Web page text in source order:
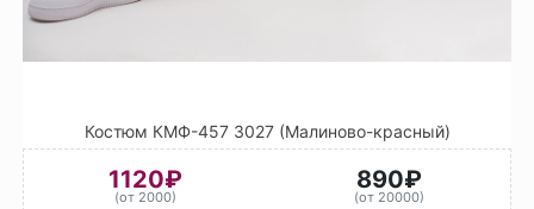
Костюм КМФ-457 3027 (Малиново-красный)
1120₽
(от 2000)
890₽
(от 20000)